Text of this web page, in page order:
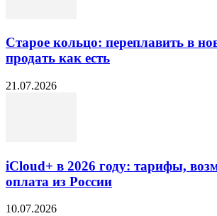
Старое кольцо: переплавить в
продать как есть
21.07.2026
iCloud+ в 2026 году: тарифы,
оплата из России
10.07.2026